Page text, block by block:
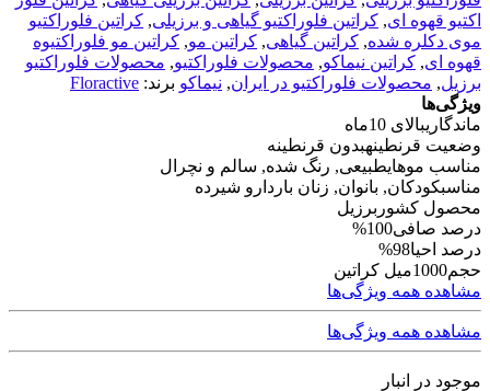
اکتیو قهوه ای, کراتین فلوراکتیو گیاهی و برزیلی, کراتین فلوراکتیو
موی دکلره شده, کراتین گیاهی, کراتین مو, کراتین مو فلوراکتیوه
قهوه ای, کراتین نیماکو, محصولات فلوراکتیو, محصولات فلوراکتیو
برزیل, محصولات فلوراکتیو در ایران, نیماکو برند: Floractive
ویژگی‌ها
ماندگاریبالای 10ماه
وضعیت قرنطینهبدون قرنطینه
مناسب موهایطبیعی, رنگ شده, سالم و نچرال
مناسبکودکان, بانوان, زنان باردارو شیرده
محصول کشور برزیل
درصد صافی100%
درصد احیا98%
حجم1000میل کراتین
مشاهده همه ویژگی‌ها
مشاهده همه ویژگی‌ها
موجود در انبار